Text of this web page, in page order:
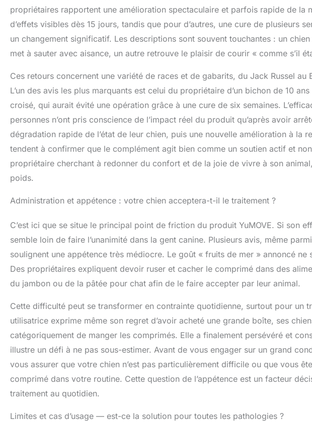
propriétaires rapportent une amélioration spectaculaire et parfois rapide de la
d’effets visibles dès 15 jours, tandis que pour d’autres, une cure de plusieurs
un changement significatif. Les descriptions sont souvent touchantes : un
met à sauter avec aisance, un autre retrouve le plaisir de courir « comme s’il
Ces retours concernent une variété de races et de gabarits, du Jack Russel au
L’un des avis les plus marquants est celui du propriétaire d’un bichon de 10
croisé, qui aurait évité une opération grâce à une cure de six semaines.
personnes n’ont pris conscience de l’impact réel du produit qu’après avoir
dégradation rapide de l’état de leur chien, puis une nouvelle amélioration à la
tendent à confirmer que le complément agit bien comme un soutien actif et
propriétaire cherchant à redonner du confort et de la joie de vivre à son
poids.
Administration et appétence : votre chien acceptera-t-il le traitement ?
C’est ici que se situe le principal point de friction du produit YuMOVE. Si son
semble loin de faire l’unanimité dans la gent canine. Plusieurs avis, même
soulignent une appétence très médiocre. Le goût « fruits de mer » annoncé ne
Des propriétaires expliquent devoir ruser et cacher le comprimé dans des
du jambon ou de la pâtée pour chat afin de le faire accepter par leur animal.
Cette difficulté peut se transformer en contrainte quotidienne, surtout pour un
utilisatrice exprime même son regret d’avoir acheté une grande boîte, ses
catégoriquement de manger les comprimés. Elle a finalement persévéré et
illustre un défi à ne pas sous-estimer. Avant de vous engager sur un grand
vous assurer que votre chien n’est pas particulièrement difficile ou que vous
comprimé dans votre routine. Cette question de l’appétence est un facteur
traitement au quotidien.
Limites et cas d’usage — est-ce la solution pour toutes les pathologies ?